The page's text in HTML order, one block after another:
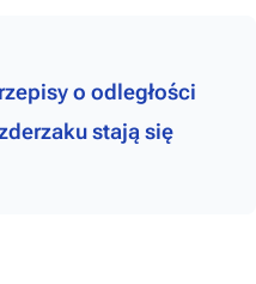
o odległości
stają się